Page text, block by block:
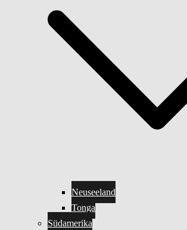
Neuseeland
Tonga
Südamerika